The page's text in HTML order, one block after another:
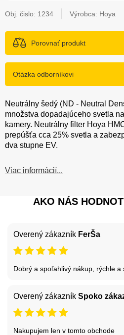
Obj. čislo: 1234 Výrobca: Hoya
Porovnať produkt
Otázka odborníkovi
Neutrálny šedý (ND - Neutral
množstva dopadajúceho svetla
kamery. Neutrálny filter Hoya
prepúšťa cca 25% svetla a
dva stupne EV.
Viac informácií...
AKO NÁS
Overený zákazník FerŠa
Dobrý a spoľahlivý nákup, rýchle a
Overený zákazník Spoko
Nakupujem len v tomto obchode